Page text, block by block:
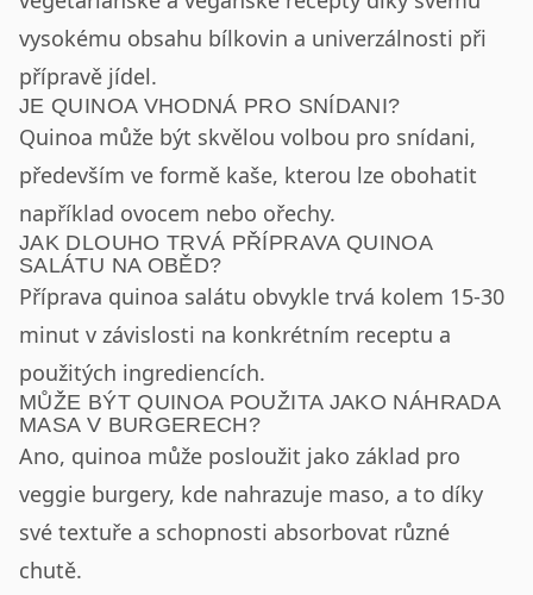
vysokému obsahu bílkovin a univerzálnosti při
přípravě jídel.
JE QUINOA VHODNÁ PRO SNÍDANI?
Quinoa může být skvělou volbou pro snídani,
především ve formě kaše, kterou lze obohatit
například ovocem nebo ořechy.
JAK DLOUHO TRVÁ PŘÍPRAVA QUINOA
SALÁTU NA OBĚD?
Příprava quinoa salátu obvykle trvá kolem 15-30
minut v závislosti na konkrétním receptu a
použitých ingrediencích.
MŮŽE BÝT QUINOA POUŽITA JAKO NÁHRADA
MASA V BURGERECH?
Ano, quinoa může posloužit jako základ pro
veggie burgery, kde nahrazuje maso, a to díky
své textuře a schopnosti absorbovat různé
chutě.